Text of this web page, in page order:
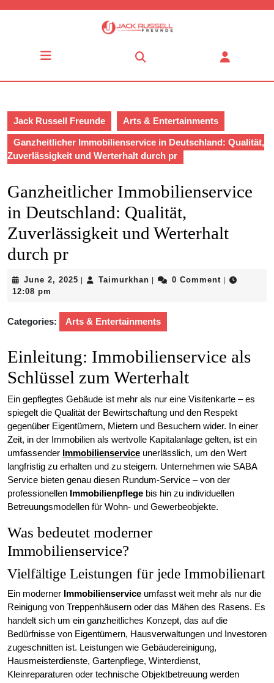
Jack Russell Freunde Arts & Entertainments
Ganzheitlicher Immobilienservice in Deutschland: Qualität,
Zuverlässigkeit und Werterhalt durch pr
Ganzheitlicher Immobilienservice
in Deutschland: Qualität,
Zuverlässigkeit und Werterhalt
durch pr
June 2, 2025 June
| Taimurkhan Taimurkhan
| 0 Comment |
12:08 pm
Categories: Arts & Entertainments
Einleitung: Immobilienservice als
Schlüssel zum Werterhalt
Ein gepflegtes Gebäude ist mehr als nur eine Visitenkarte – es
spiegelt die Qualität der Bewirtschaftung und den Respekt
gegenüber Eigentümern, Mietern und Besuchern wider. In einer
Zeit, in der Immobilien als wertvolle Kapitalanlage gelten, ist ein
umfassender Immobilienservice unerlässlich, um den Wert
langfristig zu erhalten und zu steigern. Unternehmen wie SABA
Service bieten genau diesen Rundum-Service – von der
professionellen Immobilienpflege bis hin zu individuellen
Betreuungsmodellen für Wohn- und Gewerbeobjekte.
Was bedeutet moderner
Immobilienservice?
Vielfältige Leistungen für jede Immobilienart
Ein moderner Immobilienservice umfasst weit mehr als nur die
Reinigung von Treppenhäusern oder das Mähen des Rasens. Es
handelt sich um ein ganzheitliches Konzept, das auf die
Bedürfnisse von Eigentümern, Hausverwaltungen und Investoren
zugeschnitten ist. Leistungen wie Gebäudereinigung,
Hausmeisterdienste, Gartenpflege, Winterdienst,
Kleinreparaturen oder technische Objektbetreuung werden